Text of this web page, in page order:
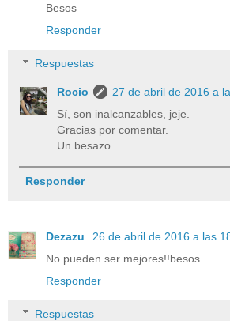
Besos
Responder
Respuestas
Rocio
27 de abril de 2016 a
Sí, son inalcanzables, jeje.
Gracias por comentar.
Un besazo.
Responder
Dezazu
26 de abril de 2016 a las
No pueden ser mejores!!besos
Responder
Respuestas